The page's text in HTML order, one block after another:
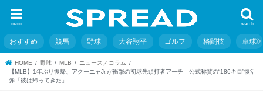
search
menu
おすすめ 競馬 野球 大谷翔平 ゴルフ 格闘技 卓球
HOME 野球 MLB
ニュース／コラム
【MLB】1年ぶり復帰、アクーニャJr.が衝撃の初球先頭打者アーチ 公式称賛の“186キロ”復活
弾「彼は帰ってきた」